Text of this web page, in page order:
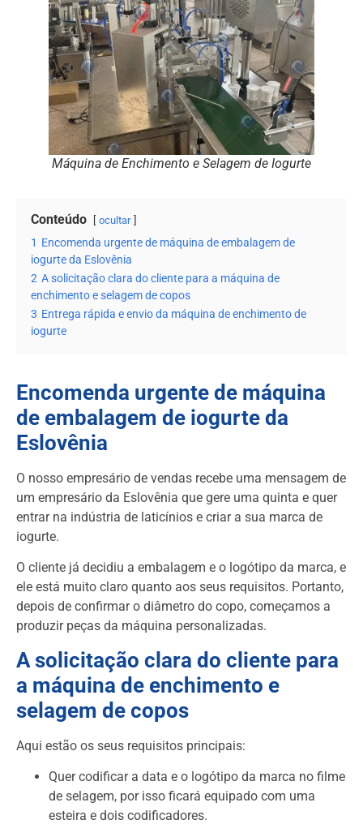
Máquina de Enchimento e Selagem de Iogurte
Conteúdo ocultar
1 Encomenda urgente de máquina de embalagem de
iogurte da Eslovênia
2 A solicitação clara do cliente para a máquina de
enchimento e selagem de copos
3 Entrega rápida e envio da máquina de enchimento de
iogurte
Encomenda urgente de máquina
de embalagem de iogurte da
Eslovênia
O nosso empresário de vendas recebe uma mensagem de
um empresário da Eslovênia que gere uma quinta e quer
entrar na indústria de laticínios e criar a sua marca de
iogurte.
O cliente já decidiu a embalagem e o logótipo da marca, e
ele está muito claro quanto aos seus requisitos. Portanto,
depois de confirmar o diâmetro do copo, começamos a
produzir peças da máquina personalizadas.
A solicitação clara do cliente para
a máquina de enchimento e
selagem de copos
Aqui estão os seus requisitos principais:
Quer codificar a data e o logótipo da marca no filme
de selagem, por isso ficará equipado com uma
esteira e dois codificadores.